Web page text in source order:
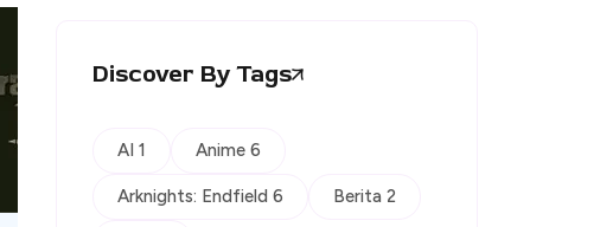
Discover By Tags
AI 1 Anime 6
Arknights: Endfield 6 Berita 2